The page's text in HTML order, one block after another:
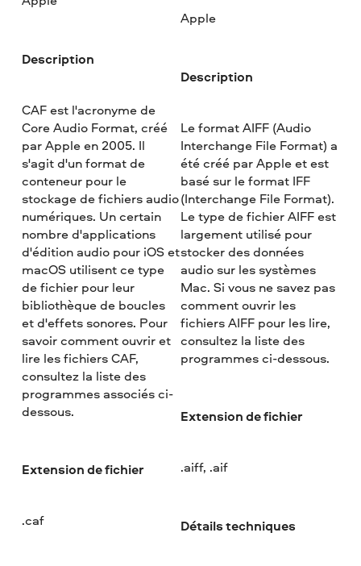
Description
CAF est l'acronyme de
Core Audio Format, créé
par Apple en 2005. Il
s'agit d'un format de
conteneur pour le
stockage de fichiers audio
numériques. Un certain
nombre d'applications
d'édition audio pour iOS et
macOS utilisent ce type
de fichier pour leur
bibliothèque de boucles
et d'effets sonores. Pour
savoir comment ouvrir et
lire les fichiers CAF,
consultez la liste des
programmes associés ci-
dessous.
Extension de fichier
.caf
Apple
Description
Le format AIFF (Audio
Interchange File Format) a
été créé par Apple et est
basé sur le format IFF
(Interchange File Format).
Le type de fichier AIFF est
largement utilisé pour
stocker des données
audio sur les systèmes
Mac. Si vous ne savez pas
comment ouvrir les
fichiers AIFF pour les lire,
consultez la liste des
programmes ci-dessous.
Extension de fichier
.aiff, .aif
Détails techniques